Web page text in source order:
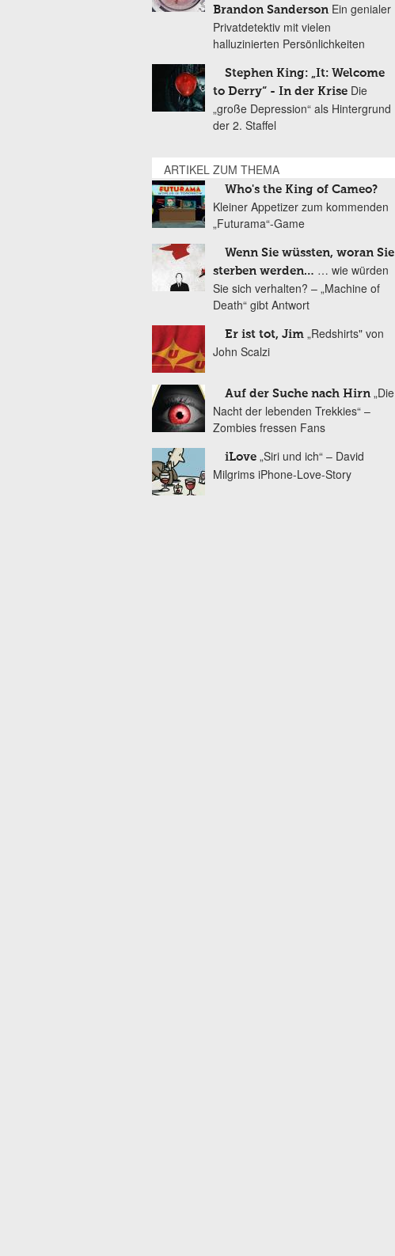
Brandon Sanderson Ein genialer
Privatdetektiv mit vielen
halluzinierten Persönlichkeiten
Stephen King: „It: Welcome
to Derry“ - In der Krise Die
„große Depression“ als Hintergrund
der 2. Staffel
ARTIKEL ZUM THEMA
Who's the King of Cameo?
Kleiner Appetizer zum kommenden
„Futurama“-Game
Wenn Sie wüssten, woran Sie
sterben werden… … wie würden
Sie sich verhalten? – „Machine of
Death“ gibt Antwort
Er ist tot, Jim „Redshirts" von
John Scalzi
Auf der Suche nach Hirn „Die
Nacht der lebenden Trekkies“ –
Zombies fressen Fans
iLove „Siri und ich“ – David
Milgrims iPhone-Love-Story